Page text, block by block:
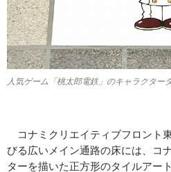
人気ゲーム「桃太郎電鉄」のキャラクター
コナミクリエイティブフロント
びる広いメイン通路の床には、コ
ターを描いた正方形のタイルアー